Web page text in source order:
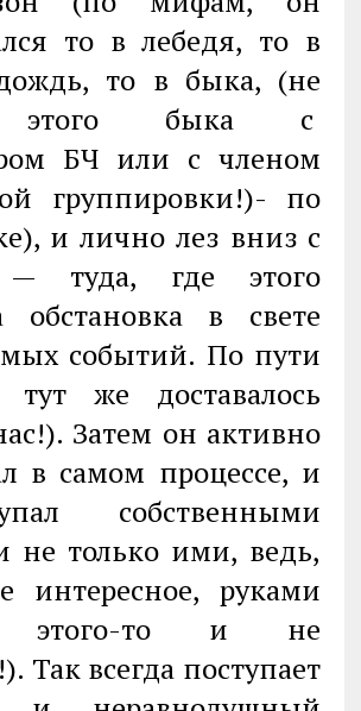
то в лебедя, то в
то в быка, (не
этого быка с
БЧ или с членом
группировки!)- по
и лично лез вниз с
туда, где этого
обстановка в свете
событий. По пути
тут же доставалось
Затем он активно
в самом процессе, и
собственными
не только ими, ведь,
интересное, руками
этого-то и не
Так всегда поступает